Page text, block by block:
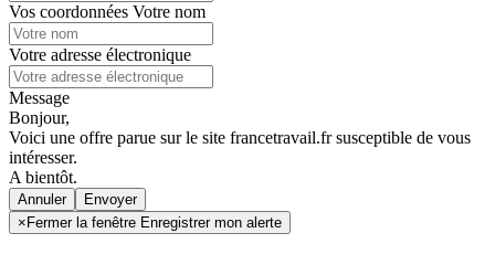
Vos coordonnées Votre nom
Votre adresse électronique
Message
Bonjour,
Voici une offre parue sur le site francetravail.fr susceptible de vous
intéresser.
A bientôt.
Annuler
× Fermer la fenêtre Enregistrer mon alerte